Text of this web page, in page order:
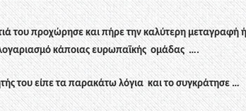
του προχώρησε και πήρε την καλύτερη μεταγραφή
κάποιας ευρωπαϊκής ομάδας ….
του είπε τα παρακάτω λόγια και το συγκράτησε …